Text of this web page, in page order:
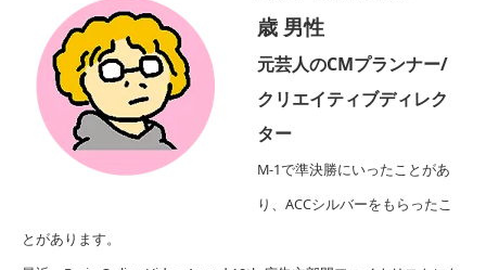
歳 男性
元芸人のCMプランナー/
クリエイティブディレク
ター
M-1で準決勝にいったことがあ
り、ACCシルバーをもらったこ
とがあります。